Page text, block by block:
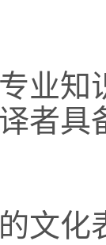
业
者具
文化